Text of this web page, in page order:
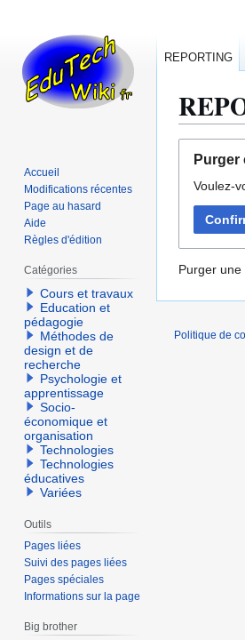
navigation
recherche
Purger
Voulez-
Purger
REPORTING
Accueil
Modifications récentes
Page au hasard
Aide
Règles d'édition
Catégories
Cours et travaux
Education et
pédagogie
Méthodes de
design et de
recherche
Psychologie et
apprentissage
Socio-
économique et
organisation
Technologies
Technologies
éducatives
Variées
Outils
Pages liées
Suivi des pages liées
Pages spéciales
Informations sur la page
Big brother
Politique de